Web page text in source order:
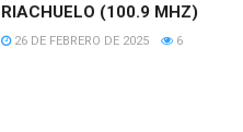
RIACHUELO (100.9 MHZ)
26 DE FEBRERO DE 2025 6